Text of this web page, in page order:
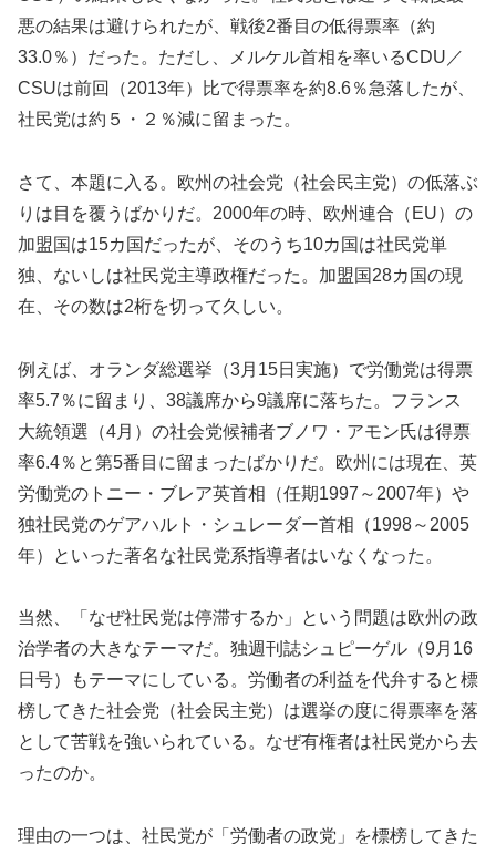
悪の結果は避けられたが、戦後2番目の低得票率（約
33.0％）だった。ただし、メルケル首相を率いるCDU／
CSUは前回（2013年）比で得票率を約8.6％急落したが、
社民党は約５・２％減に留まった。
さて、本題に入る。欧州の社会党（社会民主党）の低落ぶ
りは目を覆うばかりだ。2000年の時、欧州連合（EU）の
加盟国は15カ国だったが、そのうち10カ国は社民党単
独、ないしは社民党主導政権だった。加盟国28カ国の現
在、その数は2桁を切って久しい。
例えば、オランダ総選挙（3月15日実施）で労働党は得票
率5.7％に留まり、38議席から9議席に落ちた。フランス
大統領選（4月）の社会党候補者ブノワ・アモン氏は得票
率6.4％と第5番目に留まったばかりだ。欧州には現在、英
労働党のトニー・ブレア英首相（任期1997～2007年）や
独社民党のゲアハルト・シュレーダー首相（1998～2005
年）といった著名な社民党系指導者はいなくなった。
当然、「なぜ社民党は停滞するか」という問題は欧州の政
治学者の大きなテーマだ。独週刊誌シュピーゲル（9月16
日号）もテーマにしている。労働者の利益を代弁すると標
榜してきた社会党（社会民主党）は選挙の度に得票率を落
として苦戦を強いられている。なぜ有権者は社民党から去
ったのか。
理由の一つは、社民党が「労働者の政党」を標榜してきた